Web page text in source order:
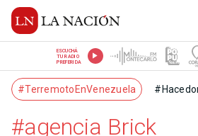
ESCUCHÁ
TU RADIO
PREFERIDA
#TerremotoEnVenezuela
#agencia Brick